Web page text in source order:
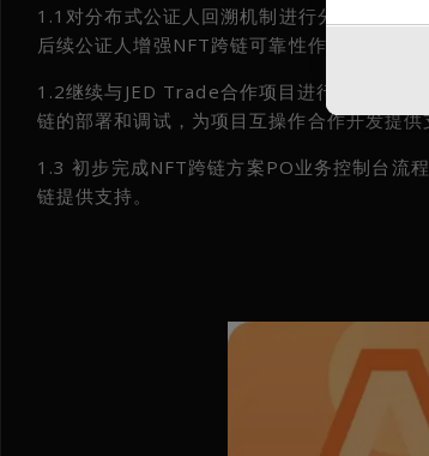
1.1对分布式公证人回溯机制进行分析，讨论
后续公证人增强NFT跨链可靠性作方案准备。
1.2继续与JED Trade合作项目进行功能对接
链的部署和调试，为项目互操作合作开发提供
1.3 初步完成NFT跨链方案PO业务控制台流
链提供支持。